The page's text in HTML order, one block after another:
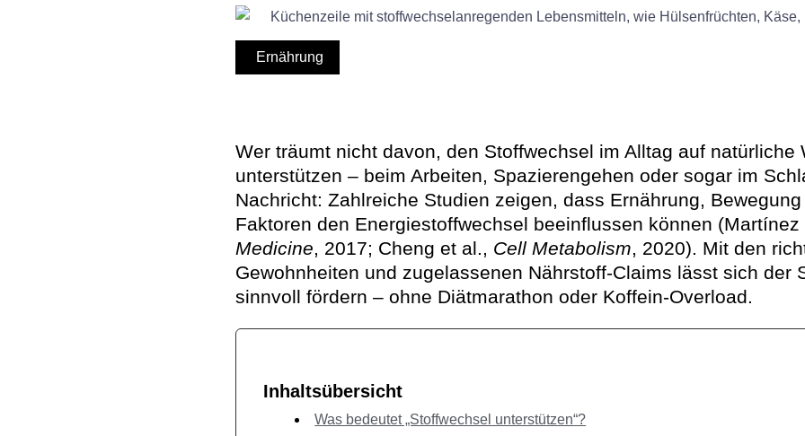
Ernährung
Wer träumt nicht davon, den Stoffwechsel im Alltag auf natürliche
unterstützen – beim Arbeiten, Spazierengehen oder sogar im
Nachricht: Zahlreiche Studien zeigen, dass Ernährung,
Faktoren den Energiestoffwechsel beeinflussen können
Medicine, 2017; Cheng et al., Cell Metabolism, 2020). Mit den
Gewohnheiten und zugelassenen Nährstoff-Claims lässt sich der
sinnvoll fördern – ohne Diätmarathon oder Koffein-Overload.
Inhaltsübersicht
Was bedeutet „Stoffwechsel unterstützen“?